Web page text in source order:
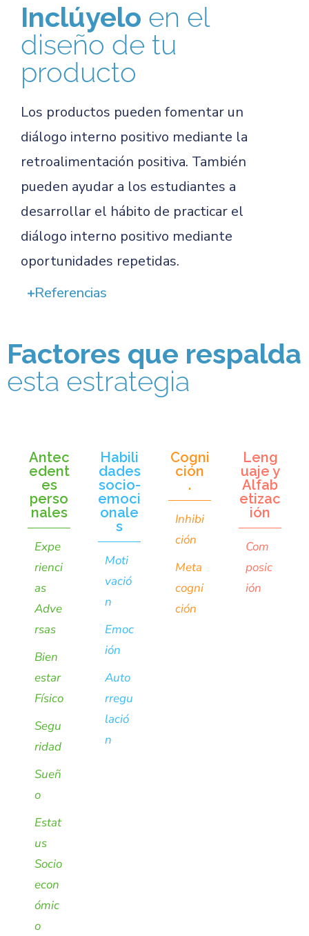
Inclúyelo en el
diseño de tu
producto
Los productos pueden fomentar un
diálogo interno positivo mediante la
retroalimentación positiva. También
pueden ayudar a los estudiantes a
desarrollar el hábito de practicar el
diálogo interno positivo mediante
oportunidades repetidas.
Referencias
Factores que respalda
esta estrategia
Antec
edent
es
perso
nales
Expe
rienci
as
Adve
rsas
Bien
estar
Físico
Segu
ridad
Sueñ
o
Estat
us
Socio
econ
ómic
o
Habili
dades
socio-
emoci
onale
s
Moti
vació
n
Emoc
ión
Auto
rregu
lació
n
Cogni
ción
.
Inhibi
ción
Meta
cogni
ción
Leng
uaje y
Alfab
etizac
ión
Com
posic
ión